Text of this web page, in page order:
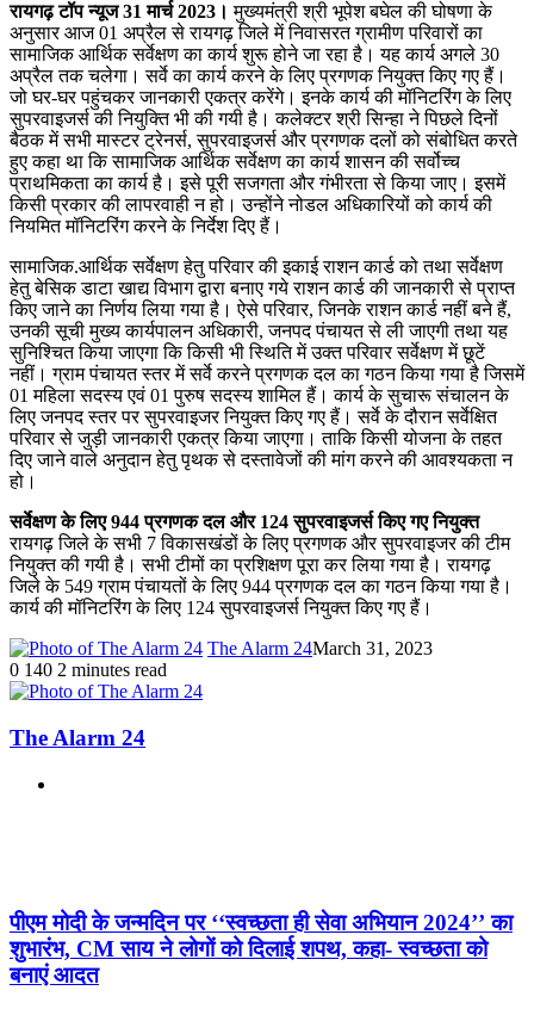
रायगढ़ टॉप न्यूज 31 मार्च 2023। मुख्यमंत्री श्री भूपेश बघेल की घोषणा के
अनुसार आज 01 अप्रैल से रायगढ़ जिले में निवासरत ग्रामीण परिवारों का
सामाजिक आर्थिक सर्वेक्षण का कार्य शुरू होने जा रहा है। यह कार्य अगले 30
अप्रैल तक चलेगा। सर्वे का कार्य करने के लिए प्रगणक नियुक्त किए गए हैं।
जो घर-घर पहुंचकर जानकारी एकत्र करेंगे। इनके कार्य की मॉनिटरिंग के लिए
सुपरवाइजर्स की नियुक्ति भी की गयी है। कलेक्टर श्री सिन्हा ने पिछले दिनों
बैठक में सभी मास्टर ट्रेनर्स, सुपरवाइजर्स और प्रगणक दलों को संबोधित करते
हुए कहा था कि सामाजिक आर्थिक सर्वेक्षण का कार्य शासन की सर्वोच्च
प्राथमिकता का कार्य है। इसे पूरी सजगता और गंभीरता से किया जाए। इसमें
किसी प्रकार की लापरवाही न हो। उन्होंने नोडल अधिकारियों को कार्य की
नियमित मॉनिटरिंग करने के निर्देश दिए हैं।
सामाजिक.आर्थिक सर्वेक्षण हेतु परिवार की इकाई राशन कार्ड को तथा सर्वेक्षण
हेतु बेसिक डाटा खाद्य विभाग द्वारा बनाए गये राशन कार्ड की जानकारी से प्राप्त
किए जाने का निर्णय लिया गया है। ऐसे परिवार, जिनके राशन कार्ड नहीं बने हैं,
उनकी सूची मुख्य कार्यपालन अधिकारी, जनपद पंचायत से ली जाएगी तथा यह
सुनिश्चित किया जाएगा कि किसी भी स्थिति में उक्त परिवार सर्वेक्षण में छूटें
नहीं। ग्राम पंचायत स्तर में सर्वे करने प्रगणक दल का गठन किया गया है जिसमें
01 महिला सदस्य एवं 01 पुरुष सदस्य शामिल हैं। कार्य के सुचारू संचालन के
लिए जनपद स्तर पर सुपरवाइजर नियुक्त किए गए हैं। सर्वे के दौरान सर्वेक्षित
परिवार से जुड़ी जानकारी एकत्र किया जाएगा। ताकि किसी योजना के तहत
दिए जाने वाले अनुदान हेतु पृथक से दस्तावेजों की मांग करने की आवश्यकता न
हो।
सर्वेक्षण के लिए 944 प्रगणक दल और 124 सुपरवाइजर्स किए गए नियुक्त
रायगढ़ जिले के सभी 7 विकासखंडों के लिए प्रगणक और सुपरवाइजर की टीम
नियुक्त की गयी है। सभी टीमों का प्रशिक्षण पूरा कर लिया गया है। रायगढ़
जिले के 549 ग्राम पंचायतों के लिए 944 प्रगणक दल का गठन किया गया है।
कार्य की मॉनिटरिंग के लिए 124 सुपरवाइजर्स नियुक्त किए गए हैं।
The Alarm 24March 31, 2023
0 140 2 minutes read
The Alarm 24
पीएम मोदी के जन्मदिन पर ‘‘स्वच्छता ही सेवा अभियान 2024’’ का
शुभारंभ, CM साय ने लोगों को दिलाई शपथ, कहा- स्वच्छता को
बनाएं आदत